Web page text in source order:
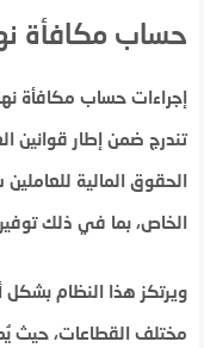
حساب مكافأة
إجراءات حساب مكافأة
تندرج ضمن إطار قوانين
الحقوق المالية
الخاص، بما في ذلك
ويرتكز هذا النظام بشكل
مختلف القطاعات، حيث